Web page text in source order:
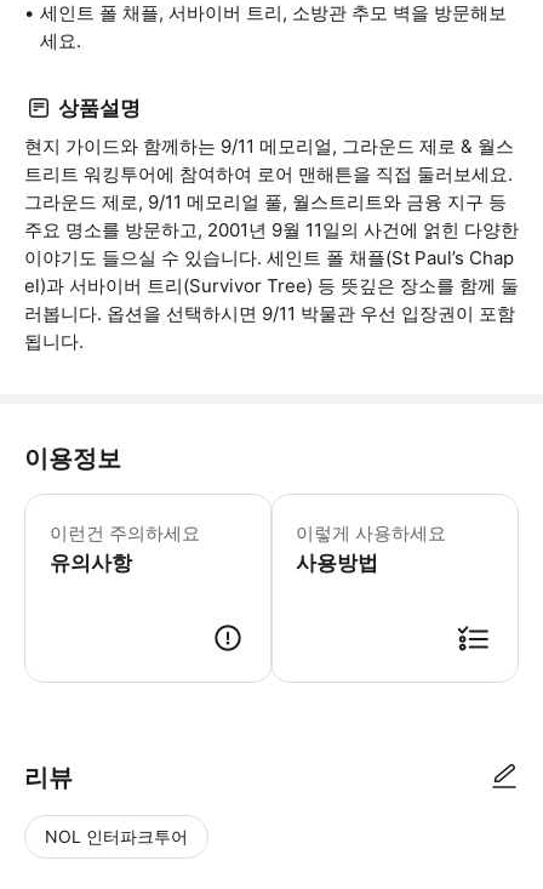
세인트 폴 채플, 서바이버 트리, 소방관 추모 벽을 방문해보
세요.
상품설명
현지 가이드와 함께하는 9/11 메모리얼, 그라운드 제로 & 월스
트리트 워킹투어에 참여하여 로어 맨해튼을 직접 둘러보세요.
그라운드 제로, 9/11 메모리얼 풀, 월스트리트와 금융 지구 등
주요 명소를 방문하고, 2001년 9월 11일의 사건에 얽힌 다양한
이야기도 들으실 수 있습니다. 세인트 폴 채플(St Paul’s Chap
el)과 서바이버 트리(Survivor Tree) 등 뜻깊은 장소를 함께 둘
러봅니다. 옵션을 선택하시면 9/11 박물관 우선 입장권이 포함
됩니다.
이용정보
이런건 주의하세요
유의사항
필수 안내: - 본 투어는 모든 기상 조
이렇게 사용하세요
사용방법
리뷰
NOL 인터파크투어